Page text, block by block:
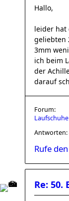
Hallo,
leider hat
geliebten
3mm
ich beim
der
darauf
Forum:
Laufschuhe
Antworten:
Rufe
Re: 50.